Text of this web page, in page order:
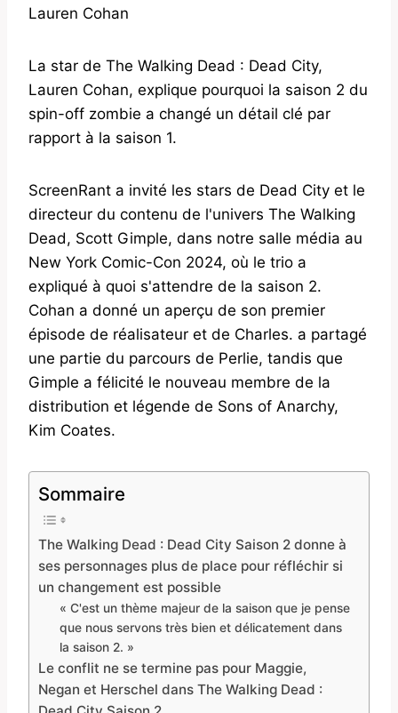
Lauren Cohan
La star de The Walking Dead : Dead City,
Lauren Cohan, explique pourquoi la saison 2 du
spin-off zombie a changé un détail clé par
rapport à la saison 1.
ScreenRant a invité les stars de Dead City et le
directeur du contenu de l'univers The Walking
Dead, Scott Gimple, dans notre salle média au
New York Comic-Con 2024, où le trio a
expliqué à quoi s'attendre de la saison 2.
Cohan a donné un aperçu de son premier
épisode de réalisateur et de Charles. a partagé
une partie du parcours de Perlie, tandis que
Gimple a félicité le nouveau membre de la
distribution et légende de Sons of Anarchy,
Kim Coates.
Sommaire
The Walking Dead : Dead City Saison 2 donne à
ses personnages plus de place pour réfléchir si
un changement est possible
« C'est un thème majeur de la saison que je pense
que nous servons très bien et délicatement dans
la saison 2. »
Le conflit ne se termine pas pour Maggie,
Negan et Herschel dans The Walking Dead :